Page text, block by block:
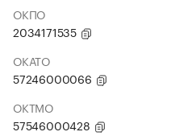
ОКПО
2034171535
ОКАТО
57246000066
ОКТМО
57546000428